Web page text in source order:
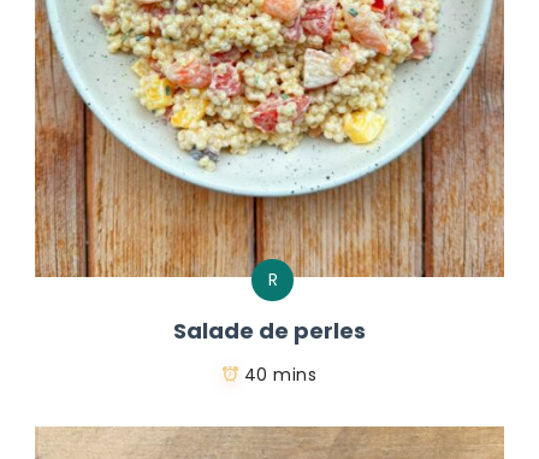
R
Salade de perles
40 mins